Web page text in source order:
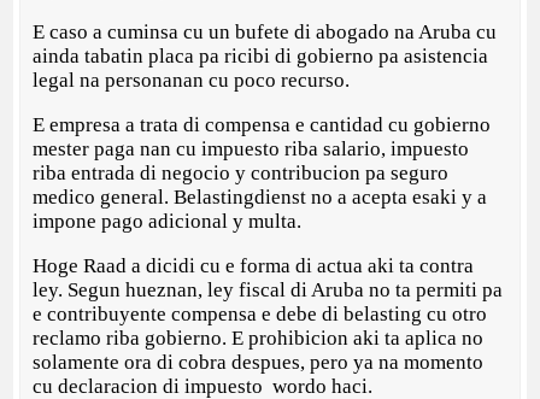
E caso a cuminsa cu un bufete di abogado na Aruba cu
ainda tabatin placa pa ricibi di gobierno pa asistencia
legal na personanan cu poco recurso.
E empresa a trata di compensa e cantidad cu gobierno
mester paga nan cu impuesto riba salario, impuesto
riba entrada di negocio y contribucion pa seguro
medico general. Belastingdienst no a acepta esaki y a
impone pago adicional y multa.
Hoge Raad a dicidi cu e forma di actua aki ta contra
ley. Segun hueznan, ley fiscal di Aruba no ta permiti pa
e contribuyente compensa e debe di belasting cu otro
reclamo riba gobierno. E prohibicion aki ta aplica no
solamente ora di cobra despues, pero ya na momento
cu declaracion di impuesto wordo haci.